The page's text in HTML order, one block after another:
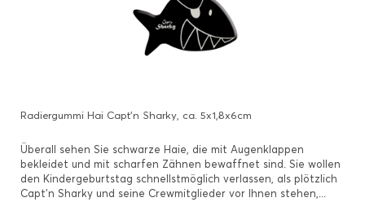
Radiergummi Hai Capt'n Sharky, ca. 5x1,8x6cm
Überall sehen Sie schwarze Haie, die mit Augenklappen
bekleidet und mit scharfen Zähnen bewaffnet sind. Sie wollen
den Kindergeburtstag schnellstmöglich verlassen, als plötzlich
Capt'n Sharky und seine Crewmitglieder vor Ihnen stehen,...